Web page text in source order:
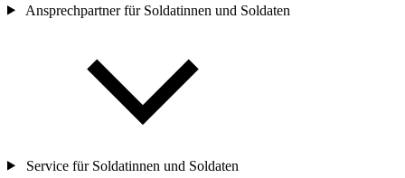
Ansprechpartner für Soldatinnen und Soldaten
Service für Soldatinnen und Soldaten